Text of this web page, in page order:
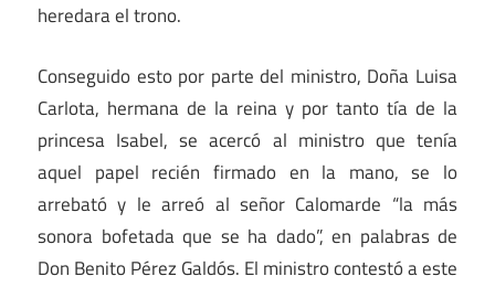
heredara el trono.
Conseguido esto por parte del ministro, Doña Luisa
Carlota, hermana de la reina y por tanto tía de la
princesa Isabel, se acercó al ministro que tenía
aquel papel recién firmado en la mano, se lo
arrebató y le arreó al señor Calomarde “la más
sonora bofetada que se ha dado”, en palabras de
Don Benito Pérez Galdós. El ministro contestó a este